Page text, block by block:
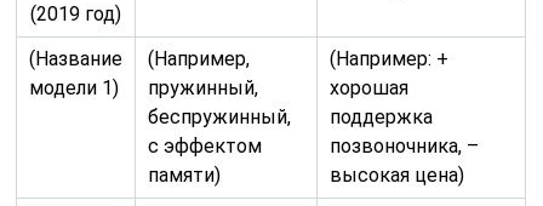
(2019 год)
(Название
модели 1)
(Например,
пружинный,
беспружинный,
с эффектом
памяти)
(Например: +
хорошая
поддержка
позвоночника, –
высокая цена)